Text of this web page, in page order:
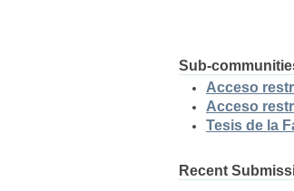
Sub-
Acceso
Acceso
Tesis de la
Recent